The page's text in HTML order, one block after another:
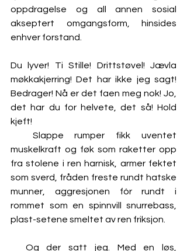
oppdragelse og all annen sosial
akseptert omgangsform, hinsides
enhver forstand.
Du lyver! Ti Stille! Drittstøvel! Jævla
møkkakjerring! Det har ikke jeg sagt!
Bedrager! Nå er det faen meg nok! Jo,
det har du for helvete, det så! Hold
kjeft!
muskelkraft og føk som raketter opp
fra stolene i ren harnisk, armer fektet
som sverd, fråden freste rundt hatske
munner, aggresjonen fór rundt i
rommet som en spinnvill snurrebass,
plast-setene smeltet av ren friksjon.